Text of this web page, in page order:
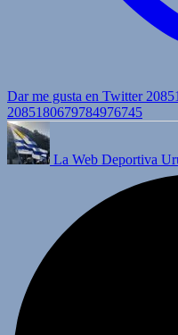
Dar me gusta en Twitter
2085180679784976745
La Web Deportiva